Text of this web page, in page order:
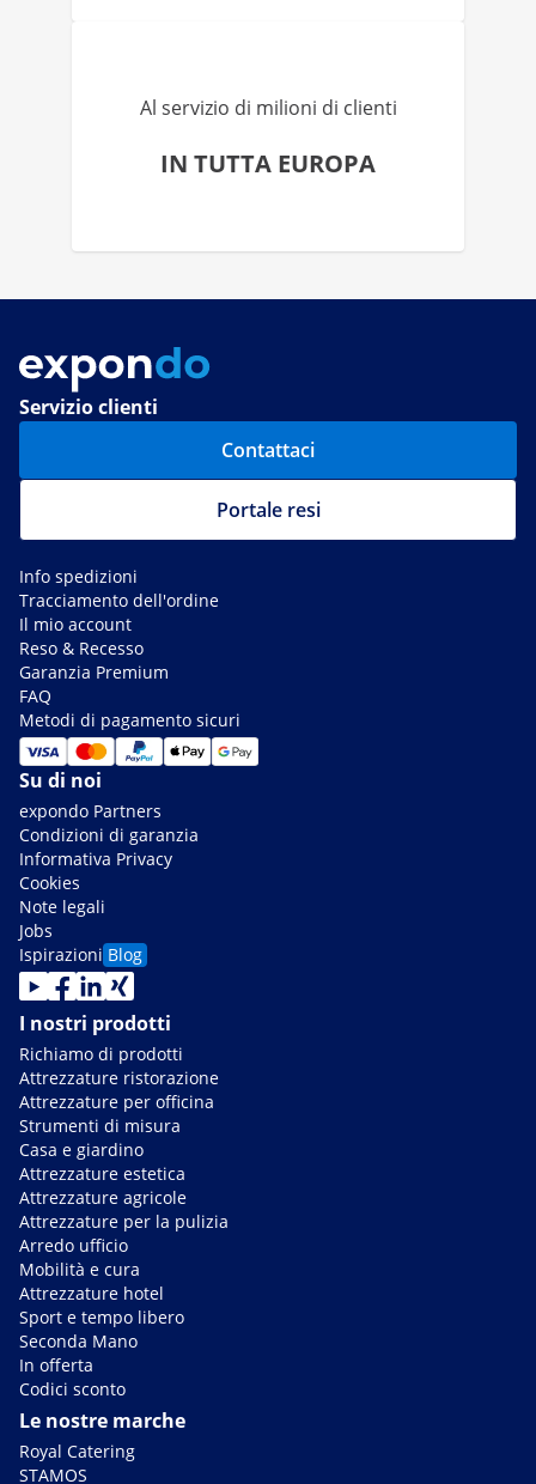
Al servizio di milioni di clienti
IN TUTTA EUROPA
Servizio clienti
Contattaci
Portale resi
Info spedizioni
Tracciamento dell'ordine
Il mio account
Reso & Recesso
Garanzia Premium
FAQ
Metodi di pagamento sicuri
Su di noi
expondo Partners
Condizioni di garanzia
Informativa Privacy
Cookies
Note legali
Jobs
Ispirazioni Blog
I nostri prodotti
Richiamo di prodotti
Attrezzature ristorazione
Attrezzature per officina
Strumenti di misura
Casa e giardino
Attrezzature estetica
Attrezzature agricole
Attrezzature per la pulizia
Arredo ufficio
Mobilità e cura
Attrezzature hotel
Sport e tempo libero
Seconda Mano
In offerta
Codici sconto
Le nostre marche
Royal Catering
STAMOS